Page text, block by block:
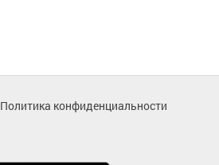
Политика конфиденциальности